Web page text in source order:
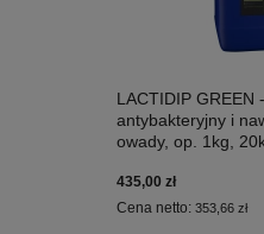
LACTIDIP GREEN
antybakteryjny i
owady, op. 1kg,
435,00 zł
Cena netto: 353,66 zł